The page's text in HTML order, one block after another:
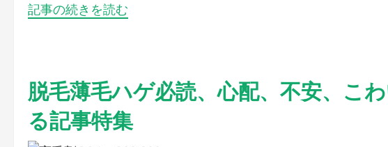
記事の続きを読む
脱毛薄毛ハゲ必読、心配、不安、こ
る記事特集